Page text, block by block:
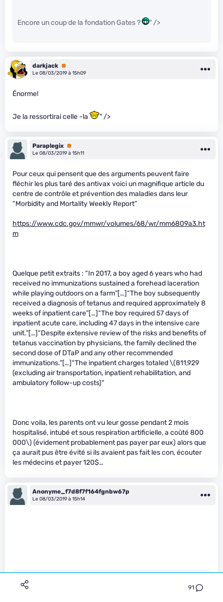
91
Encore un coup de la fondation Gates ? " />
darkjack Premium
Le 08/03/2019 à 15h09
Énorme!
Je la ressortirai celle -la " />
Paraplegix Premium
Le 08/03/2019 à 15h11
Pour ceux qui pensent que des arguments peuvent faire
fléchir les plus taré des antivax voici un magnifique article du
centre de contrôle et prévention des maladies dans leur
“Morbidity and Mortality Weekly Report”
https://www.cdc.gov/mmwr/volumes/68/wr/mm6809a3.ht
m
Quelque petit extraits : “In 2017, a boy aged 6 years who had
received no immunizations sustained a forehead laceration
while playing outdoors on a farm”[…]“The boy subsequently
received a diagnosis of tetanus and required approximately 8
weeks of inpatient care”[…]“The boy required 57 days of
inpatient acute care, including 47 days in the intensive care
unit.”[…]“Despite extensive review of the risks and benefits of
tetanus vaccination by physicians, the family declined the
second dose of DTaP and any other recommended
immunizations.”[…]“The inpatient charges totaled\(811,929
(excluding air transportation, inpatient rehabilitation, and
ambulatory follow-up costs)"
Donc voila, les parents ont vu leur gosse pendant 2 mois
hospitalisé, intubé et sous respiration artificielle, a coûté 800
000\) (évidement probablement pas payer par eux) alors que
ça aurait pus être évité si ils avaient pas fait les con, écouter
les médecins et payer 120$…
Anonyme_f7d8f7f164fgnbw67p
Le 08/03/2019 à 15h14
Paraplegix a écrit :